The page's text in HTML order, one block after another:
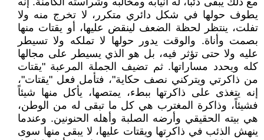
يطوف حولها في شكل دائري متكرر، لا تخرج منه ولا
تفلت، ينتظر لحظة الضعف لينقض عليها، أو يقتات منها
بصمت وأناة. والوقت يدور حولها لا تملكه ولا تسيطر
عليه ولا حتى تؤثر فيه، بل هو الذي يسيطر على مجالها
كله ويحدد مساراتها. ثم تضيف الجملة المرعبة "يقتات
من ذاكرتي ويتركني نصف حكاية"، فتأمل فعل "يقتات"،
إنه يتغذى على ذاكرتها ببطء، يمتصها، يأكل منها شيئاً
فشيئاً، وذاكرة المغترب هي كل ما تبقى له من الوطن،
هي بيته الحقيقي وأرضه الصلبة وأهله الحنونين. وعندما
ينهش الذئب في ذاكرتها ويقتات عليها، لا يبقى منها سوى